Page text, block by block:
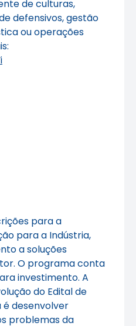
de culturas,
defensivos, gestão
ou operações
para a
para a Indústria,
a soluções
O programa conta
investimento. A
do Edital de
é desenvolver
problemas da